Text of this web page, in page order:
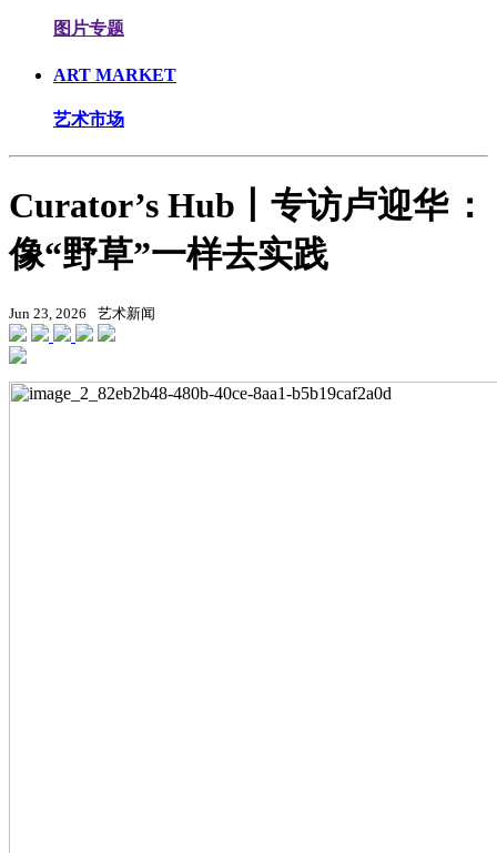
图片专题
ART MARKET
艺术市场
Curator’s Hub丨专访卢迎华 ：
像“野草”一样去实践
Jun 23, 2026 艺术新闻